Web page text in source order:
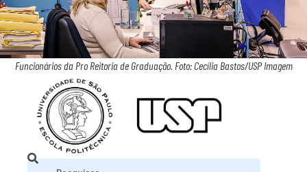
Funcionários da Pro Reitoria de Graduação. Foto: Cecília Bastos/USP Imagem